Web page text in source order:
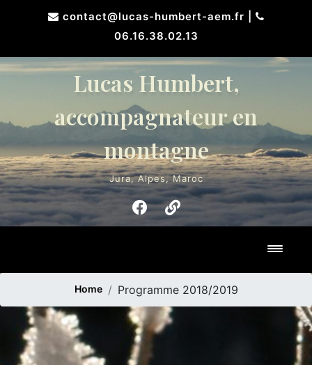
contact@lucas-humbert-aem.fr
06.16.38.02.13
Lucas Humbert,
accompagnateur en
montagne
Jura, Alpes, Maroc
Home Programme 2018/2019